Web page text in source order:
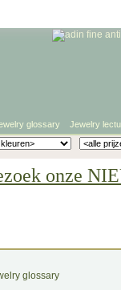
glossary Jewelry
onze